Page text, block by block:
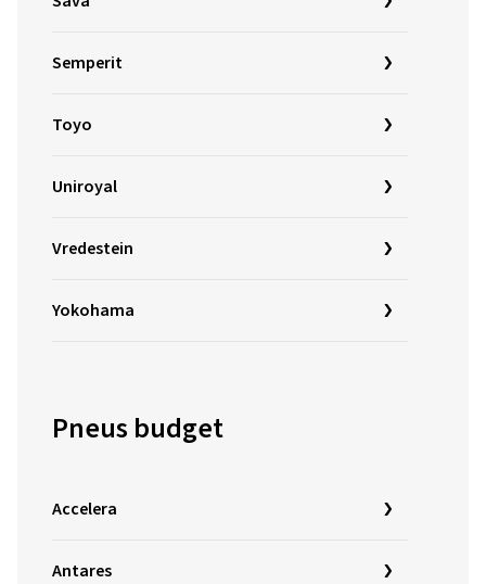
Semperit
Toyo
Uniroyal
Vredestein
Yokohama
Pneus budget
Accelera
Antares